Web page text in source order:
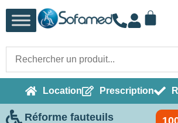
Location Prescription
Réforme fauteuils